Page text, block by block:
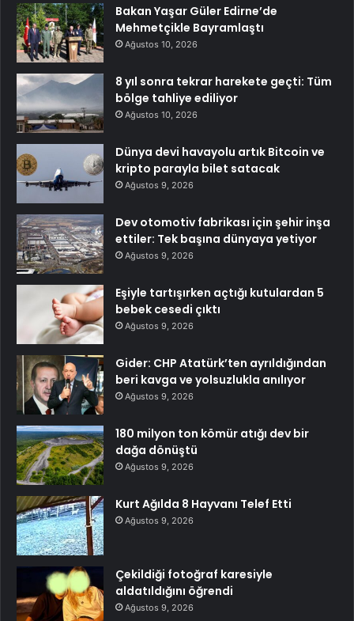
Bakan Yaşar Güler Edirne’de
Mehmetçikle Bayramlaştı
Ağustos 10, 2026
8 yıl sonra tekrar harekete geçti: Tüm
bölge tahliye ediliyor
Ağustos 10, 2026
Dünya devi havayolu artık Bitcoin ve
kripto parayla bilet satacak
Ağustos 9, 2026
Dev otomotiv fabrikası için şehir inşa
ettiler: Tek başına dünyaya yetiyor
Ağustos 9, 2026
Eşiyle tartışırken açtığı kutulardan 5
bebek cesedi çıktı
Ağustos 9, 2026
Gider: CHP Atatürk’ten ayrıldığından
beri kavga ve yolsuzlukla anılıyor
Ağustos 9, 2026
180 milyon ton kömür atığı dev bir
dağa dönüştü
Ağustos 9, 2026
Kurt Ağılda 8 Hayvanı Telef Etti
Ağustos 9, 2026
Çekildiği fotoğraf karesiyle
aldatıldığını öğrendi
Ağustos 9, 2026